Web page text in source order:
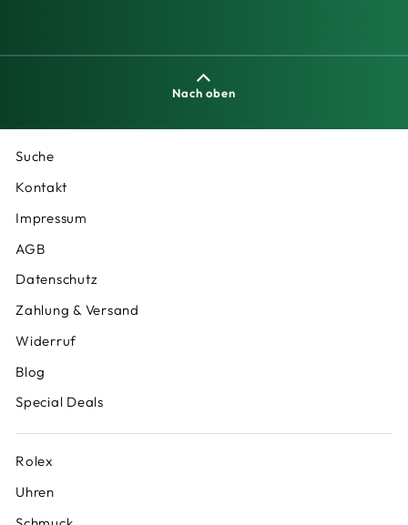
Nach oben
Suche
Kontakt
Impressum
AGB
Datenschutz
Zahlung & Versand
Widerruf
Blog
Special Deals
Rolex
Uhren